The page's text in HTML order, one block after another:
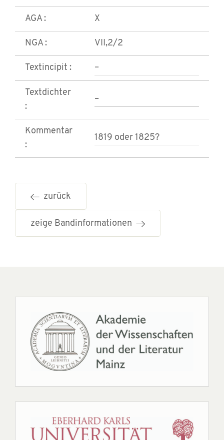
AGA : X
NGA : VII,2/2
Textincipit : –
Textdichter
:
–
Kommentar
:
1819 oder 1825?
zurück
zeige Bandinformationen